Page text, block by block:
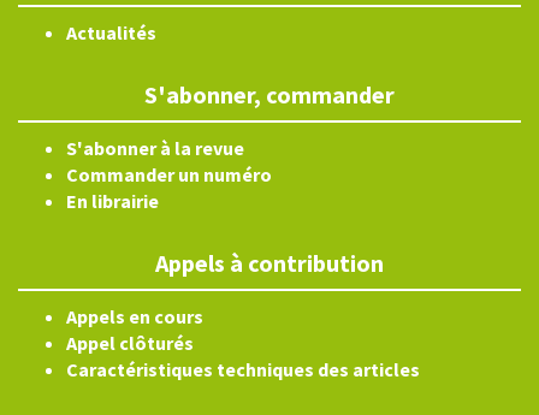
Actualités
S'abonner, commander
S'abonner à la revue
Commander un numéro
En librairie
Appels à contribution
Appels en cours
Appel clôturés
Caractéristiques techniques des articles